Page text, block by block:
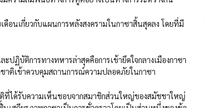
อนเกี่ยวกับแผนการหลังสงครามในกาซาสิ้นสุดลง โดยที่มี
ปฏิบัติการทางทหารล่าสุดคือการเข้ายึดใจกลางเมืองกาซา
ติเข้าควบคุมสถานการณ์ความปลอดภัยในกาซา
ที่ได้รับความเห็นชอบจากสมาชิกส่วนใหญ่ของสมัชชาใหญ่